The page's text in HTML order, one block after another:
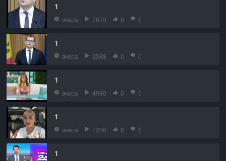
1
вчера 7870 0 0
1
вчера 3388 0 0
1
вчера 4990 0 0
1
вчера 7208 0 0
1